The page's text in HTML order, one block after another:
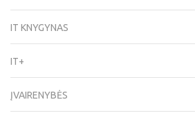
IT KNYGYNAS
IT+
ĮVAIRENYBĖS